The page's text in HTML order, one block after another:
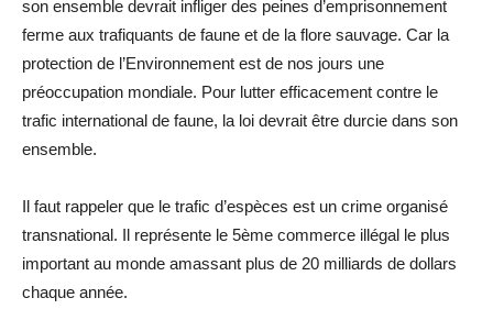
son ensemble devrait infliger des peines d’emprisonnement
ferme aux trafiquants de faune et de la flore sauvage. Car la
protection de l’Environnement est de nos jours une
préoccupation mondiale. Pour lutter efficacement contre le
trafic international de faune, la loi devrait être durcie dans son
ensemble.
Il faut rappeler que le trafic d’espèces est un crime organisé
transnational. Il représente le 5ème commerce illégal le plus
important au monde amassant plus de 20 milliards de dollars
chaque année.